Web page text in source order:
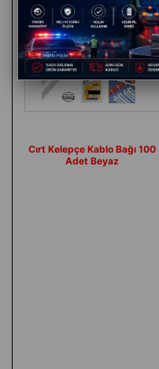
Cırt Kelepçe Kablo Bağı 100
Adet Beyaz